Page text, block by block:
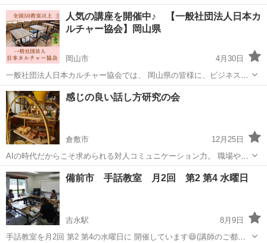
能を駆使した文書を作成する「実技問題」を解くことで、実践的な能
力を証明できる資格制度の、3級対策講座です。
岡山 岡山市 その他
人気の講座を開催中♪ 【一般社団法人日本カ
ルチャー協会】岡山県
岡山市
4月30日
一般社団法人日本カルチャー協会では、 岡山県の皆様に、ビジネス〜
カルチャーまで、様々な講座をオンライン・オフラインで開催してお
ります。 下記のURLをクリックすると、日程などの詳細情報を見るこ
とができ、 24時間ご予約...
岡山 岡山市 生活知識 オンライン
感じの良い話し方研究の会
倉敷市
12月25日
AIの時代だからこそ求められる対人コミュニケーション力。 職場や取
引先、婚活、友人など、誰かとの会話で難しいと感じることはありま
せんか？ すれ違いや勘違い、無言の苦行、時には言った言わない事件
まで、誰もが一度は経験...
岡山 倉敷市 話し方 敬語
備前市 手話教室 月2回 第2 第4 水曜日
吉永駅
8月9日
手話教室を月2回 第2 第4の水曜日に 開催しています😄(講師のご都合